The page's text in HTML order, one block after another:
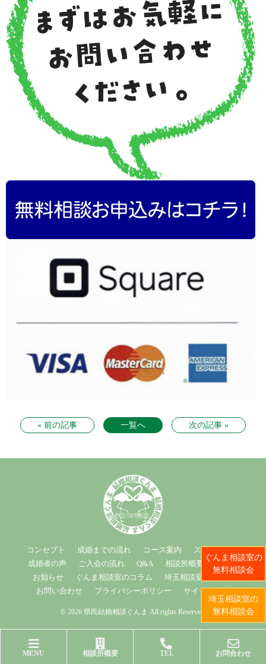
« 前の記事 一覧へ 次の記事 »
コンセプト 成婚までの流れ コース案内
スタッフ紹介
成婚者の声
ご入会の流れ Q&A 相談所概要
ブログ
お知らせ
ぐんま相談室のコラム
埼玉相談室のコラム
お問い合わせ
プライバシーポリシー サイトマップ
© 2026 県民結婚相談ぐんま All rights Reserved.
MENU 相談所概要 TEL お問合わせ
ぐんま相談室の
無料相談会
埼玉相談室の
無料相談会